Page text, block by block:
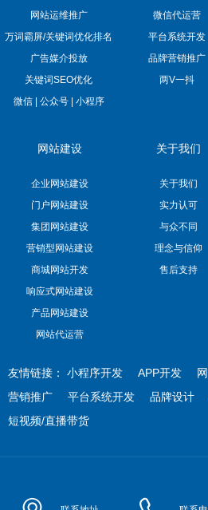
网站运维推广
微信代运营
万词霸屏/关键词优化排名
平台系统开发
广告媒介投放
品牌营销推广
关键词SEO优化
两V一抖
微信 | 公众号 | 小程序
网站建设
企业网站建设
门户网站建设
集团网站建设
营销型网站建设
商城网站开发
响应式网站建设
产品网站建设
网站代运营
关于我们
关于我们
实力认可
与众不同
理念与信仰
售后支持
友情链接： 小程序开发 APP开发
营销推广
平台系统开发 品牌设计
短视频/直播带货